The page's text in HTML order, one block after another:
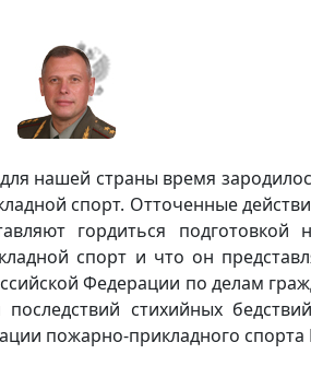
нашей страны время
спорт. Отточенные
гордиться
спорт и что он
Федерации по делам
стихийных
пожарно-прикладного спорта